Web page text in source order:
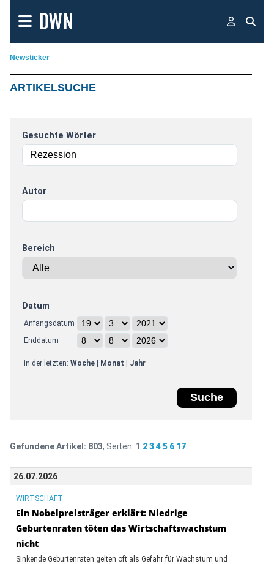
Newsticker
ARTIKELSUCHE
Gesuchte Wörter
Autor
Bereich
Datum
Anfangsdatum
Enddatum
in der letzten: Woche| Monat Jahr
Gefundene Artikel: 803, Seiten: 1 2 3 4 5 6 17
26.07.2026
WIRTSCHAFT
Ein Nobelpreisträger erklärt: Niedrige
Geburtenraten töten das Wirtschaftswachstum
nicht
Sinkende Geburtenraten gelten oft als Gefahr für Wachstum und